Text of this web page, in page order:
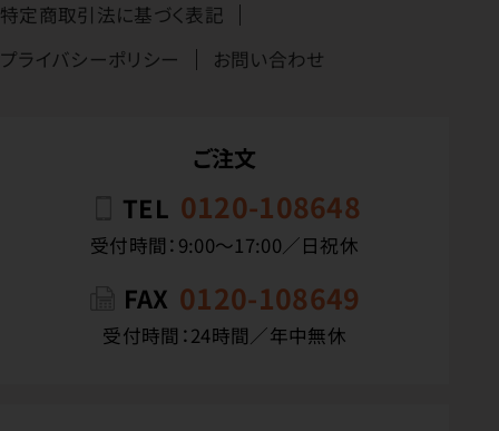
特定商取引法に基づく表記
プライバシーポリシー
お問い合わせ
ご注文
TEL 0120-108648
受付時間：9:00〜17:00／日祝休
FAX 0120-108649
受付時間：24時間／年中無休